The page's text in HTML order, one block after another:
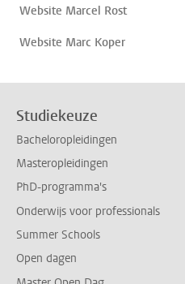
Website Marcel Rost
Website Marc Koper
Studiekeuze
Bacheloropleidingen
Masteropleidingen
PhD-programma's
Onderwijs voor professionals
Summer Schools
Open dagen